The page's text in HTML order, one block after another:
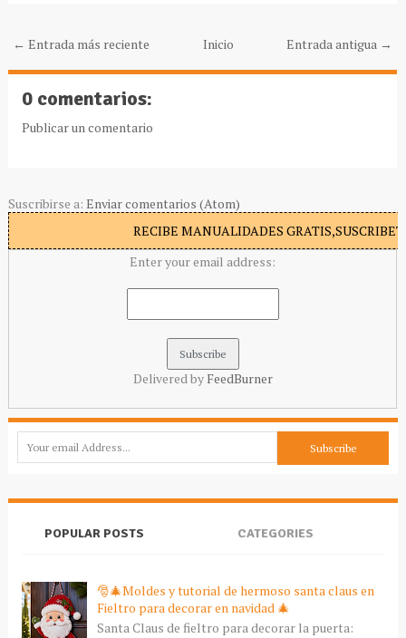
← Entrada más reciente Entrada antigua →
Inicio
0 comentarios:
Publicar un comentario
Suscribirse a: Enviar comentarios (Atom)
RECIBE MANUALIDADES
Enter your email address:
Delivered by FeedBurner
POPULAR POSTS CATEGORIES
🎅🎄Moldes y tutorial de hermoso santa claus en
Fieltro para decorar en navidad 🎄
Santa Claus de fieltro para decorar la puerta: